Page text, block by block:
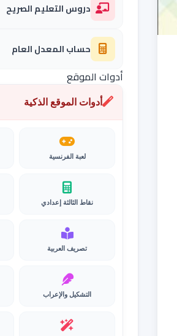
دروس التعليم الصريح
حساب المعدل العام
أدوات الموقع
أدوات الموقع الذكية
لعبة الفرنسية
نقاط الثالثة إعدادي
تصريف العربية
التشكيل والإعراب